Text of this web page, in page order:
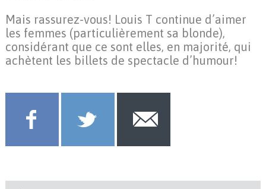
Mais rassurez-vous! Louis T continue d’aimer
les femmes (particulièrement sa blonde),
considérant que ce sont elles, en majorité, qui
achètent les billets de spectacle d’humour!